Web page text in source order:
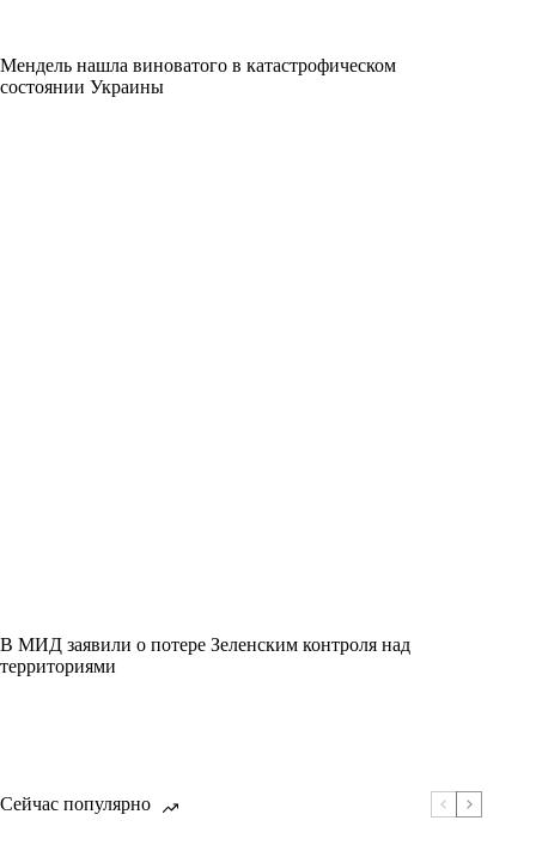
Мендель нашла виноватого в катастрофическом
состоянии Украины
В МИД заявили о потере Зеленским контроля над
территориями
Сейчас популярно